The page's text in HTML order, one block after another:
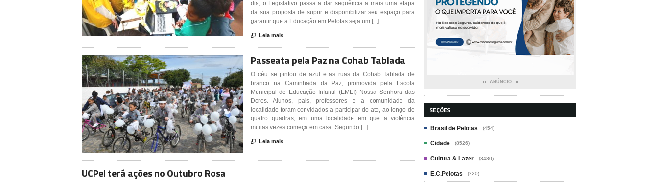
dia, o Legislativo passa a dar sequência a mais uma etapa
da sua proposta de suprir e disponibilizar seu espaço para
garantir que a Educação em Pelotas seja um [...]
 Leia mais
Passeata pela Paz na Cohab Tablada
O céu se pintou de azul e as ruas da Cohab Tablada de
branco na Caminhada da Paz, promovida pela Escola
Municipal de Educação Infantil (EMEI) Nossa Senhora das
Dores. Alunos, pais, professores e a comunidade da
localidade foram convidados a participar do ato, ao longo de
quatro quadras, em uma localidade em que a violência
muitas vezes começa em casa. Segundo [...]
 Leia mais
UCPel terá ações no Outubro Rosa
ANÚNCIO
SEÇÕES
Brasil de Pelotas (454)
Cidade (8526)
Cultura & Lazer (3480)
E.C.Pelotas (220)